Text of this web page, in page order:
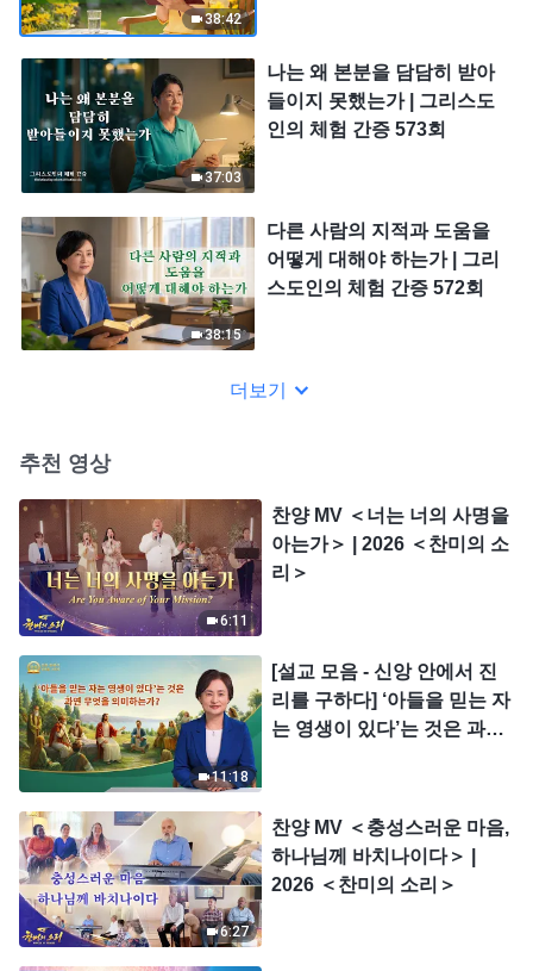
38:42
37:03
나는 왜 본분을 담담히 받아
들이지 못했는가 | 그리스도
인의 체험 간증 573회
38:15
다른 사람의 지적과 도움을
어떻게 대해야 하는가 | 그리
스도인의 체험 간증 572회
더보기
추천 영상
6:11
찬양 MV ＜너는 너의 사명을
아는가＞ | 2026 ＜찬미의 소
리＞
11:18
[설교 모음 - 신앙 안에서 진
리를 구하다] ‘아들을 믿는 자
는 영생이 있다’는 것은 과연
6:27
찬양 MV ＜충성스러운 마음,
하나님께 바치나이다＞ |
2026 ＜찬미의 소리＞